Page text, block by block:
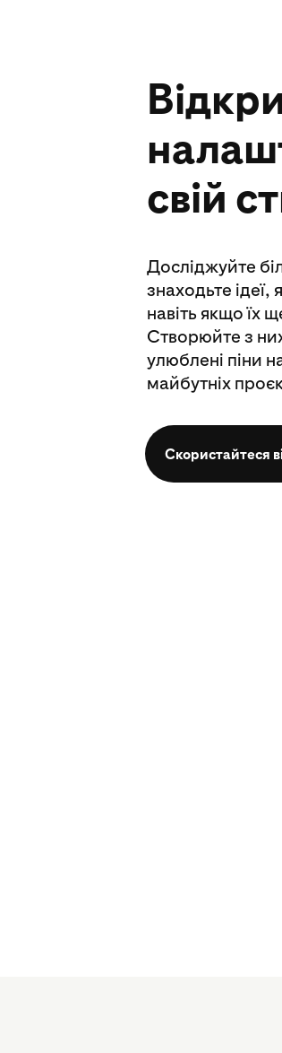
свій
Досліджуйте
знаходьте
навіть якщо їх
Створюйте з них
улюблені піни
майбутніх
Скористайтеся